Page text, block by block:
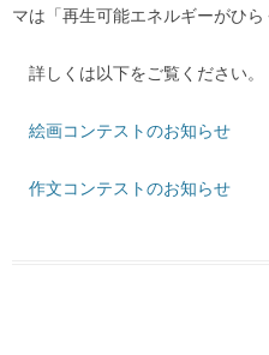
マは「再生可能エネルギーがひら
詳しくは以下をご覧ください。
絵画コンテストのお知らせ
作文コンテストのお知らせ